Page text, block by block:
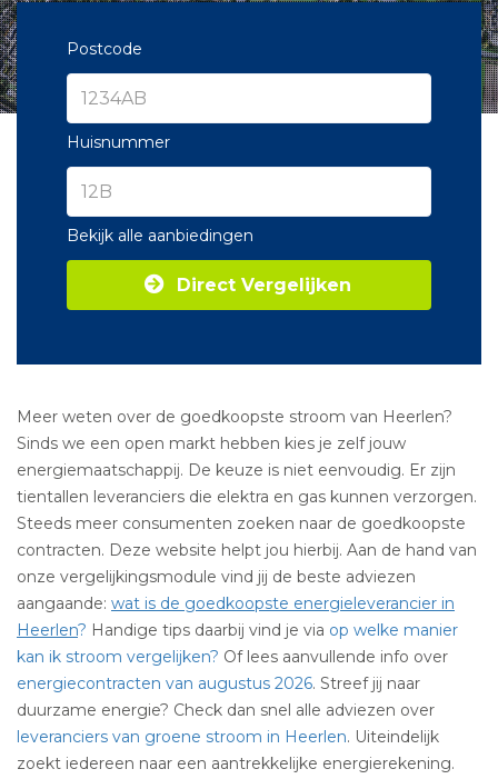
Postcode
Huisnummer
Bekijk alle aanbiedingen
Direct Vergelijken
Meer weten over de goedkoopste stroom van Heerlen?
Sinds we een open markt hebben kies je zelf jouw
energiemaatschappij. De keuze is niet eenvoudig. Er zijn
tientallen leveranciers die elektra en gas kunnen verzorgen.
Steeds meer consumenten zoeken naar de goedkoopste
contracten. Deze website helpt jou hierbij. Aan de hand van
onze vergelijkingsmodule vind jij de beste adviezen
aangaande: wat is de goedkoopste energieleverancier in
Heerlen? Handige tips daarbij vind je via op welke manier
kan ik stroom vergelijken? Of lees aanvullende info over
energiecontracten van augustus 2026. Streef jij naar
duurzame energie? Check dan snel alle adviezen over
leveranciers van groene stroom in Heerlen. Uiteindelijk
zoekt iedereen naar een aantrekkelijke energierekening.